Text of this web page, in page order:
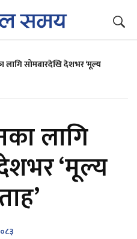
सोमबारदेखि देशभर ‘मूल्य
लागि
‘मूल्य